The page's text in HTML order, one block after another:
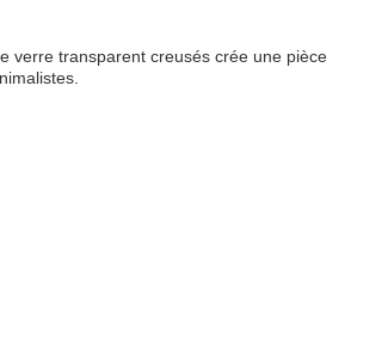
verre transparent creusés crée une pièce